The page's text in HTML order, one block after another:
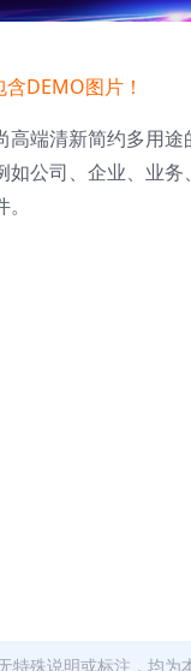
DEMO图片！
高端清新简约多用
如公司、企业、业
特殊说明或标注，均